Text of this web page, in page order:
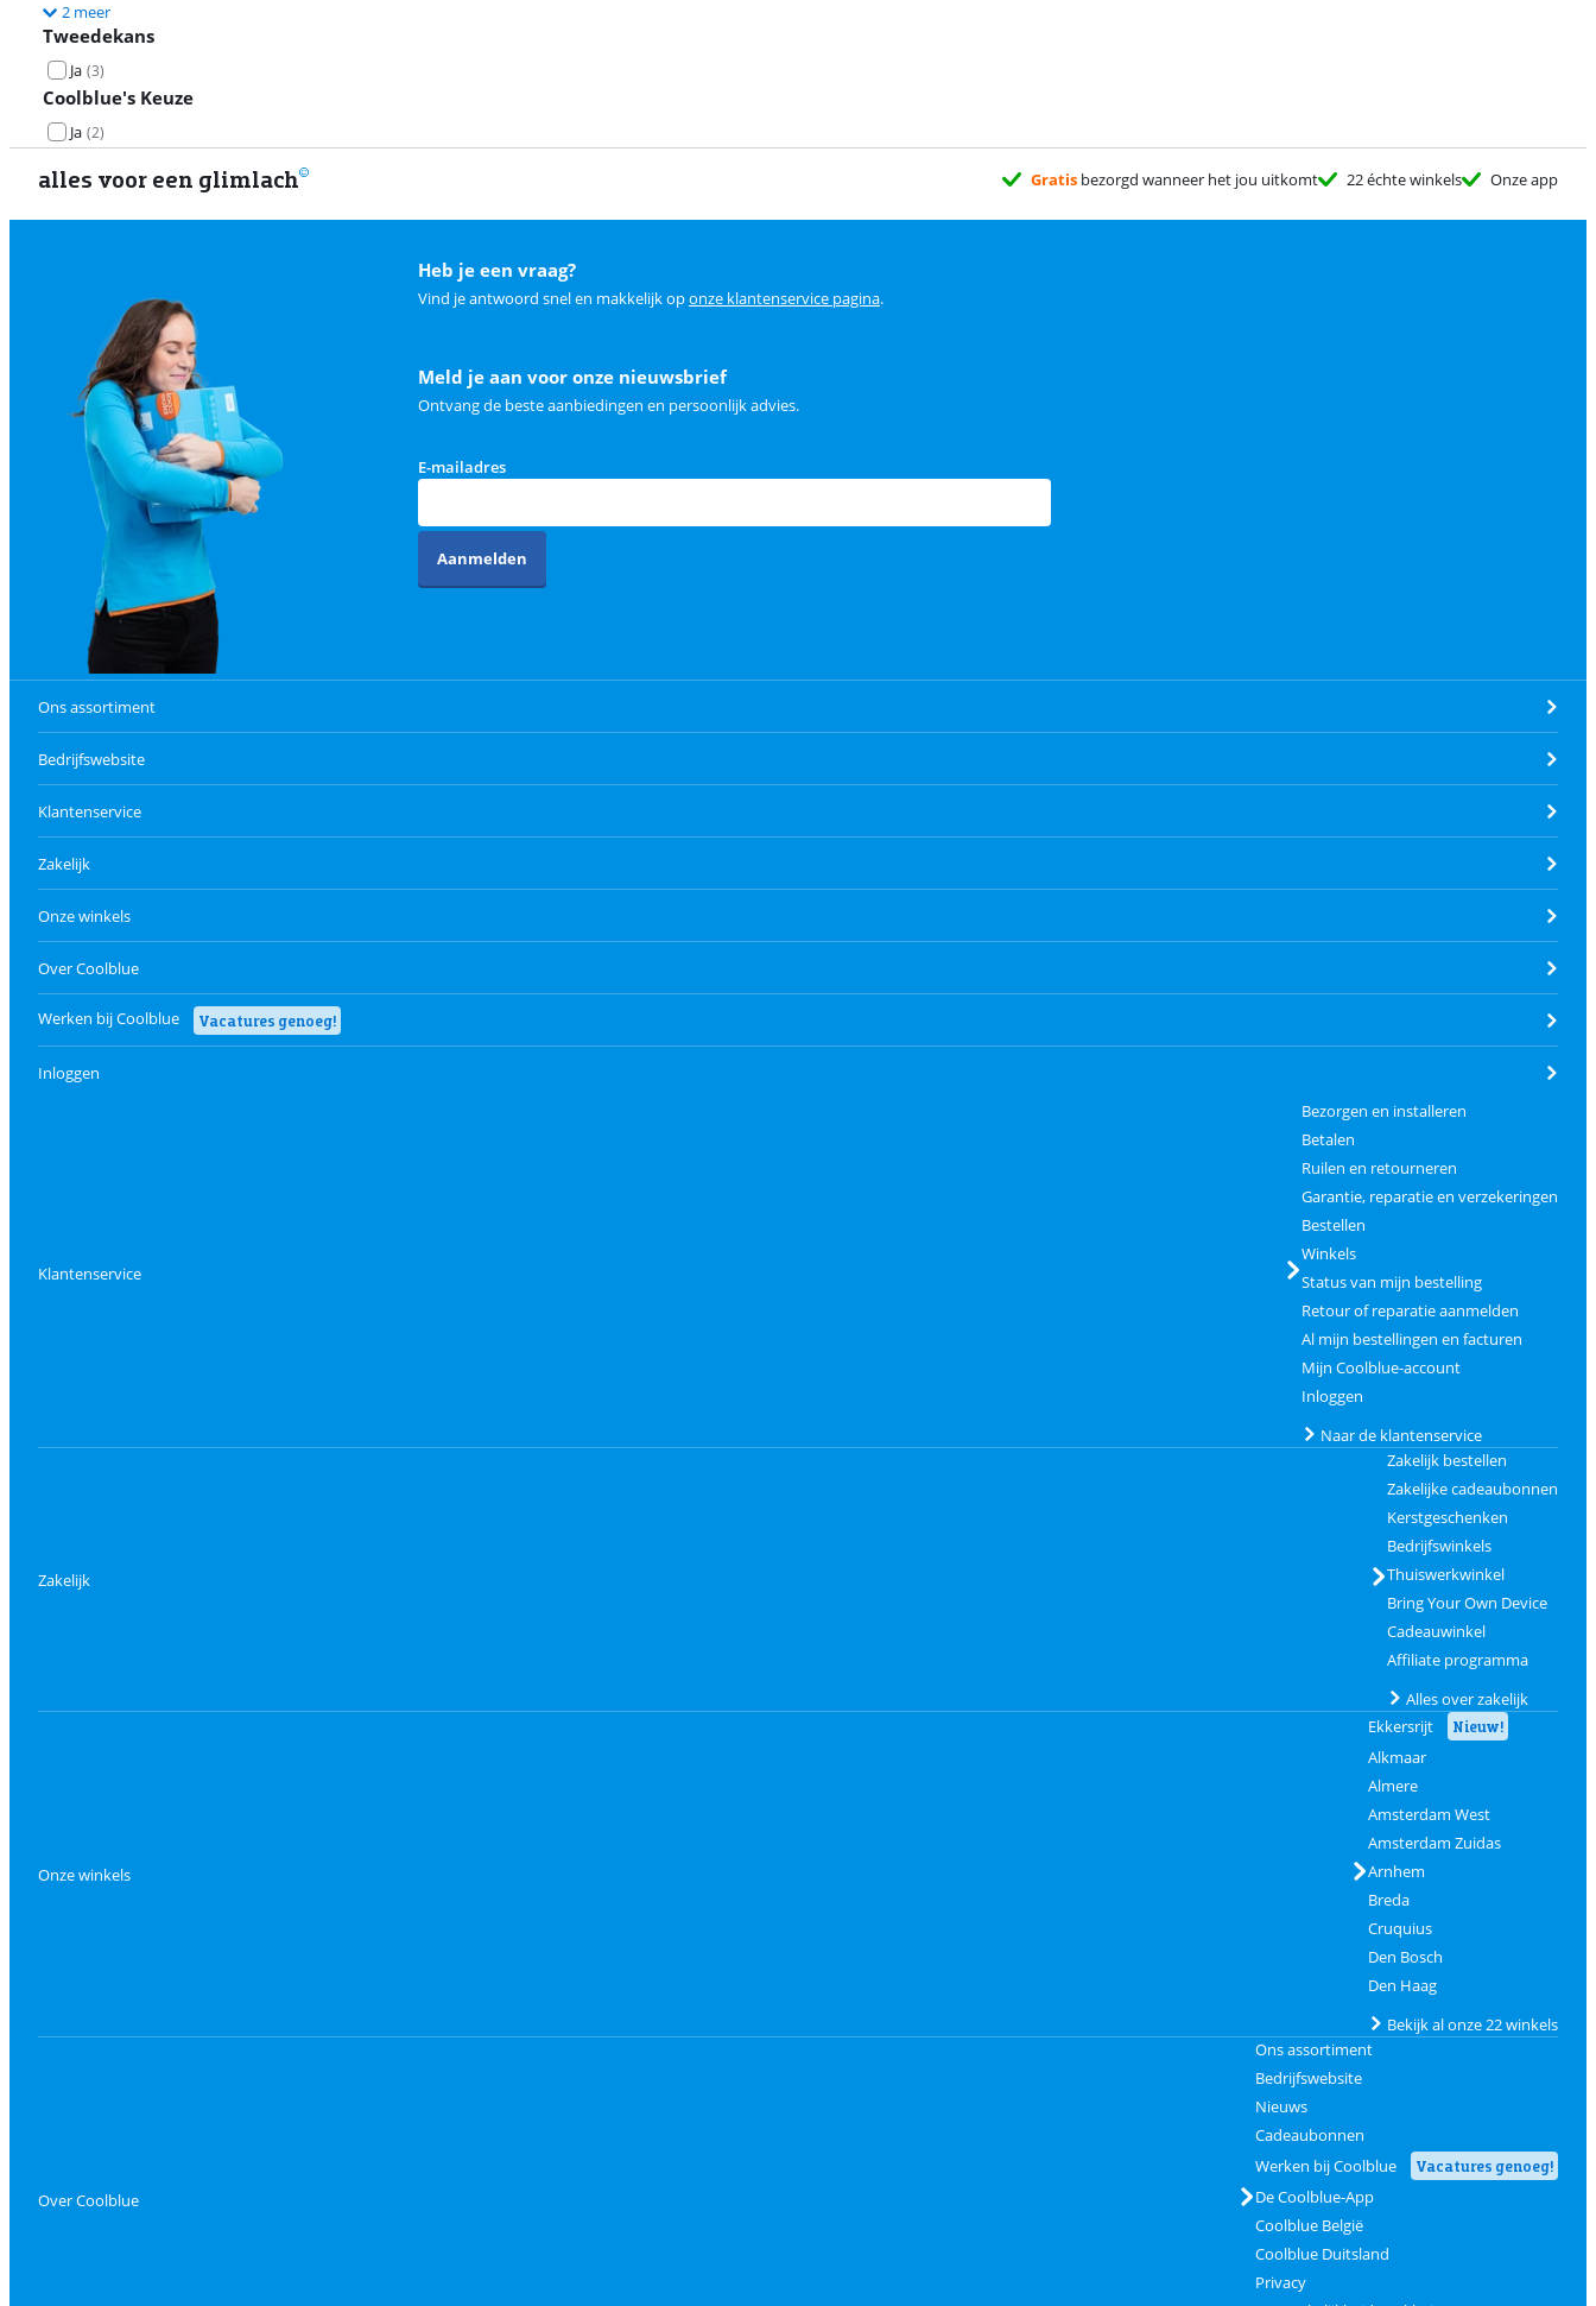
2 meer
Tweedekans
Ja (3)
Coolblue's Keuze
Ja (2)
alles voor een glimlach Gratis bezorgd wanneer het jou uitkomt 22 échte winkels Onze app
Heb je een vraag?
Vind je antwoord snel en makkelijk oponze klantenservice pagina.
Meld je aan voor onze nieuwsbrief
Ontvang de beste aanbiedingen en persoonlijk advies.
E-mailadres
Aanmelden
Ons assortiment
Bedrijfswebsite
Klantenservice
Zakelijk
Onze winkels
Over Coolblue
Werken bij Coolblue Vacatures genoeg!
Inloggen
Klantenservice
Bezorgen en installeren
Betalen
Ruilen en retourneren
Garantie, reparatie en verzekeringen
Bestellen
Winkels
Status van mijn bestelling
Retour of reparatie aanmelden
Al mijn bestellingen en facturen
Mijn Coolblue-account
Inloggen
Naar de klantenservice
Zakelijk
Zakelijk bestellen
Zakelijke cadeaubonnen
Kerstgeschenken
Bedrijfswinkels
Thuiswerkwinkel
Bring Your Own Device
Cadeauwinkel
Affiliate programma
Alles over zakelijk
Onze winkels
Ekkersrijt Nieuw!
Alkmaar
Almere
Amsterdam West
Amsterdam Zuidas
Arnhem
Breda
Cruquius
Den Bosch
Den Haag
Bekijk al onze 22 winkels
Over Coolblue
Ons assortiment
Bedrijfswebsite
Nieuws
Cadeaubonnen
Werken bij Coolblue
Vacatures genoeg!
De Coolblue-App
Coolblue België
Coolblue Duitsland
Privacy